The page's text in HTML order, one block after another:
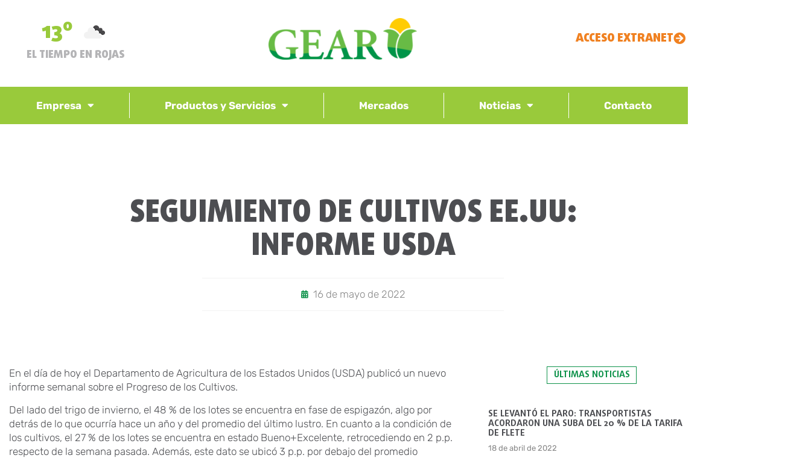
13º
EL TIEMPO EN ROJAS
ACCESO EXTRANET
Empresa Productos y Servicios Mercados Noticias Contacto
SEGUIMIENTO DE CULTIVOS EE.UU:
INFORME USDA
16 de mayo de 2022
En el día de hoy el Departamento de Agricultura de los Estados Unidos (USDA) publicó un nuevo
informe semanal sobre el Progreso de los Cultivos.
Del lado del trigo de invierno, el 48 % de los lotes se encuentra en fase de espigazón, algo por
detrás de lo que ocurría hace un año y del promedio del último lustro. En cuanto a la condición de
los cultivos, el 27 % de los lotes se encuentra en estado Bueno+Excelente, retrocediendo en 2 p.p.
respecto de la semana pasada. Además, este dato se ubicó 3 p.p. por debajo del promedio
ÚLTIMAS NOTICIAS
SE LEVANTÓ EL PARO: TRANSPORTISTAS
ACORDARON UNA SUBA DEL 20 % DE LA TARIFA
DE FLETE
18 de abril de 2022